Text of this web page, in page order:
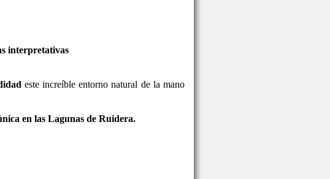
interpretativas
este increíble entorno natural de la mano
en las Lagunas de Ruidera.